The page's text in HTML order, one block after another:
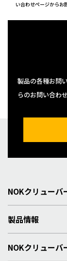
い合わせページからお
製品の各種お問
らのお問い合わ
NOKクリューバ
製品情報
NOKクリューバ